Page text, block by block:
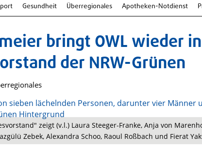
Gesundheit Überregionales Apotheken-Notdienst
bringt OWL wieder
der NRW-Grünen
zeigt (v.l.) Laura Steeger-Franke, Anja von
Zebek, Alexandra Schoo, Raoul Roßbach und Fierat